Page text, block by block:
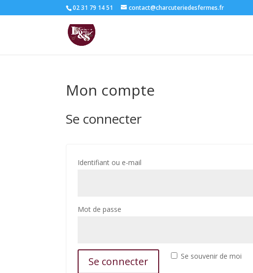
02 31 79 14 51 contact@charcuteriedesfermes.fr
Mon compte
Se connecter
Identifiant ou e-mail
Mot de passe
Se souvenir de moi
Se connecter